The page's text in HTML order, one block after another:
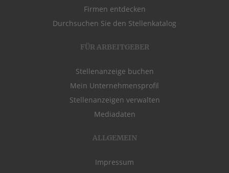
Firmen entdecken
Durchsuchen Sie den Stellenkatalog
FÜR ARBEITGEBER
Stellenanzeige buchen
Mein Unternehmensprofil
Stellenanzeigen verwalten
Mediadaten
ALLGEMEIN
Impressum